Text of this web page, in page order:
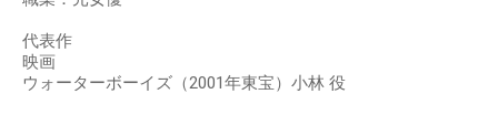
代表作
映画
ウォーターボーイズ（2001年東宝）小林 役